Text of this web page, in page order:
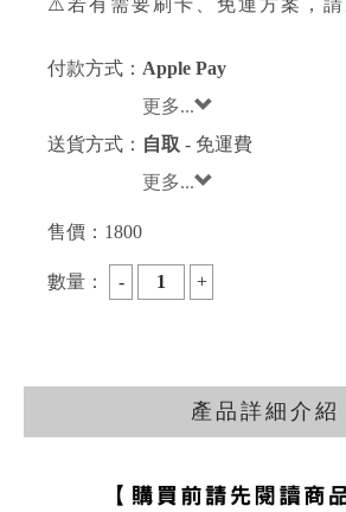
⚠️若有需要刷卡、免運方案，請
付款方式： Apple Pay
更多...
送貨方式： 自取 - 免運費
更多...
售價： 1800
數量：
產品詳細介紹